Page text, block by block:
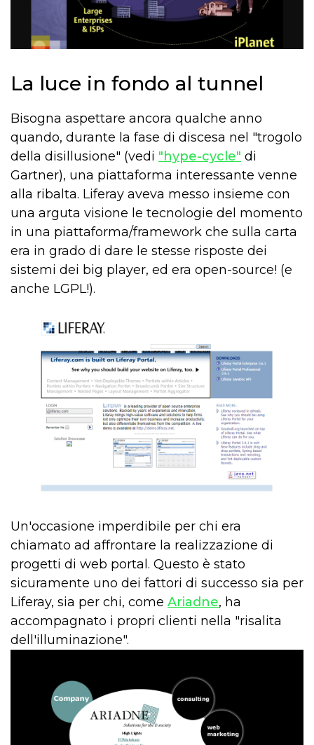
La luce in fondo al tunnel
Bisogna aspettare ancora qualche anno
quando, durante la fase di discesa nel "trogolo
della disillusione" (vedi "hype-cycle" di
Gartner), una piattaforma interessante venne
alla ribalta. Liferay aveva messo insieme con
una arguta visione le tecnologie del momento
in una piattaforma/framework che sulla carta
era in grado di dare le stesse risposte dei
sistemi dei big player, ed era open-source! (e
anche LGPL!).
Un'occasione imperdibile per chi era
chiamato ad affrontare la realizzazione di
progetti di web portal. Questo è stato
sicuramente uno dei fattori di successo sia per
Liferay, sia per chi, come Ariadne, ha
accompagnato i propri clienti nella "risalita
dell'illuminazione".